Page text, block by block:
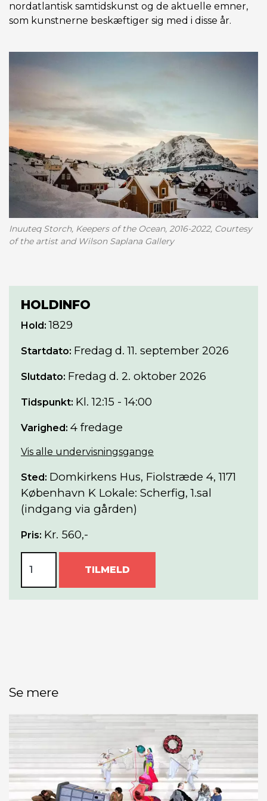
nordatlantisk samtidskunst og de aktuelle emner,
som kunstnerne beskæftiger sig med i disse år.
Inuuteq Storch, Keepers of the Ocean, 2016-2022, Courtesy
of the artist and Wilson Saplana Gallery
HOLDINFO
Hold: 1829
Startdato: Fredag d. 11. september 2026
Slutdato: Fredag d. 2. oktober 2026
Tidspunkt: Kl. 12:15 - 14:00
Varighed: 4 fredage
Vis alle undervisningsgange
Sted: Domkirkens Hus, Fiolstræde 4, 1171
København K Lokale: Scherfig, 1.sal
(indgang via gården)
Pris: Kr. 560,-
TILMELD
Se mere